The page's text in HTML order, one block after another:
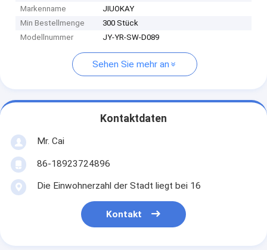
Markenname
JIUOKAY
Min Bestellmenge
300 Stück
Modellnummer
JY-YR-SW-D089
Sehen Sie mehr an
Kontaktdaten
Mr. Cai
86-18923724896
Die Einwohnerzahl der Stadt liegt bei 16
Kontakt